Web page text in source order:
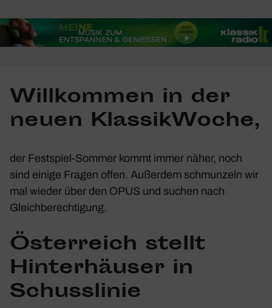
Will­kommen in der
neuen Klas­sik­Woche,
der Fest­spiel-Sommer kommt immer näher, noch
sind einige Fragen offen. Außerdem schmun­zeln wir
mal wieder über den OPUS und suchen nach
Gleich­be­rech­ti­gung.
Öster­reich stellt
Hinter­häuser in
Schuss­linie